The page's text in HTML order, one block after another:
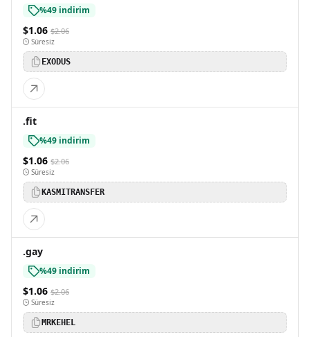
%49 indirim
$1.06 $2.06
Süresiz
EXODUS
.fit
%49 indirim
$1.06 $2.06
Süresiz
KASMITRANSFER
.gay
%49 indirim
$1.06 $2.06
Süresiz
MRKEHEL